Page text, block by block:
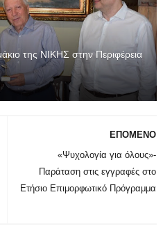
της ΝΙΚΗΣ στην Περιφέρεια
ΕΠΟΜΕΝΟ
«Ψυχολογία για όλους»-
Παράταση στις εγγραφές στο
Ετήσιο Επιμορφωτικό Πρόγραμμα